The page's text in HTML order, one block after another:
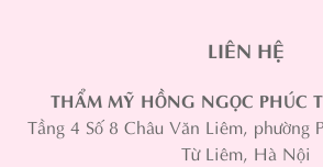
LIÊN HỆ
THẨM MỸ HỒNG NGỌC PHÚC
Tầng 4 Số 8 Châu Văn Liêm, phường
Từ Liêm, Hà Nội